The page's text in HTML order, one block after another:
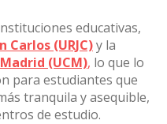
educativas,
Carlos (URJC)y la
(UCM), lo que lo
para estudiantes que
tranquila y asequible,
de estudio.